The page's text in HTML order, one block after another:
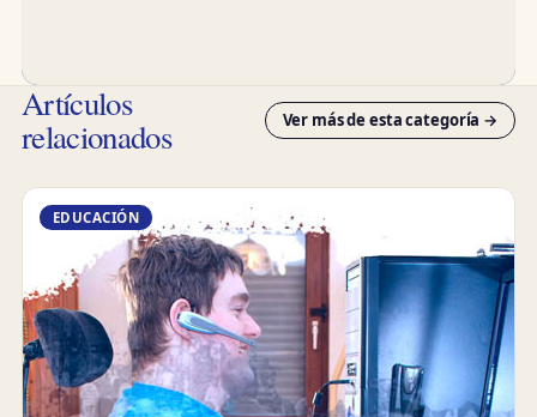
Artículos
relacionados Ver más de esta categoría →
EDUCACIÓN